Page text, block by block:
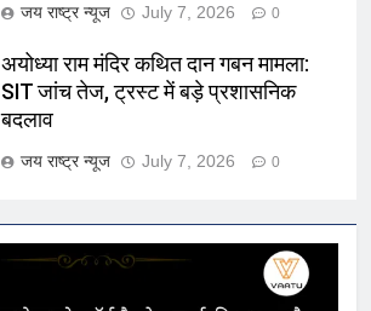
जय राष्ट्र न्यूज July 7, 2026 0
अयोध्या राम मंदिर कथित दान गबन मामला:
SIT जांच तेज, ट्रस्ट में बड़े प्रशासनिक
बदलाव
जय राष्ट्र न्यूज July 7, 2026 0